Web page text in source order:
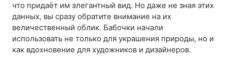
что придаёт им элегантный вид. Но даже не зная этих
данных, вы сразу обратите внимание на их
величественный облик. Бабочки начали
использовать не только для украшения природы, но и
как вдохновение для художников и дизайнеров.